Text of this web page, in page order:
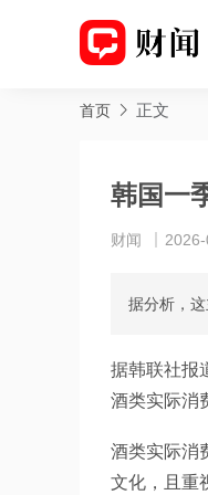
首页 正文
韩国一
财闻
据分析，
据韩联社报
酒类实际消
酒类实际消
文化，且重